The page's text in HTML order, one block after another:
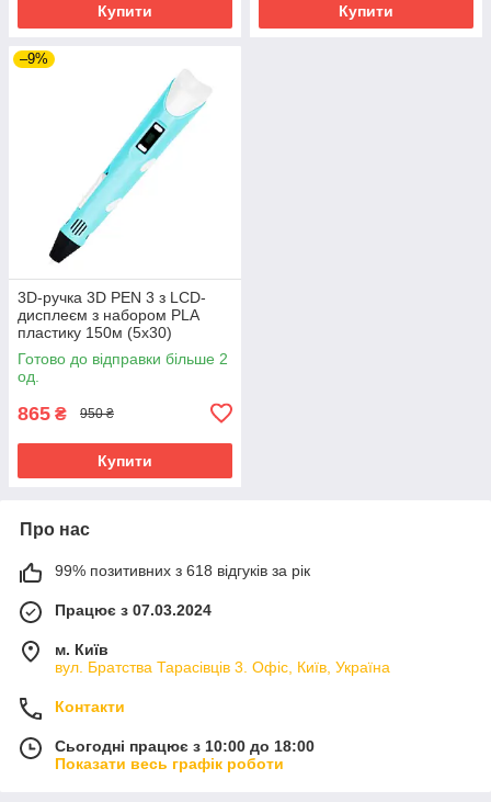
Купити Купити
–9%
3D-ручка 3D PEN 3 з LCD-
дисплеєм з набором PLA
пластику 150м (5х30)
Блакитний
Готово до відправки більше 2
од.
865 ₴ 950 ₴
Купити
Про нас
99% позитивних з 618 відгуків за рік
Працює з 07.03.2024
м. Київ
вул. Братства Тарасівців 3. Офіс, Київ, Україна
Контакти
Сьогодні працює з 10:00 до 18:00
Показати весь графік роботи